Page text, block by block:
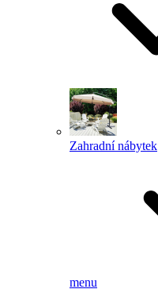
Zahradní nábytek
menu